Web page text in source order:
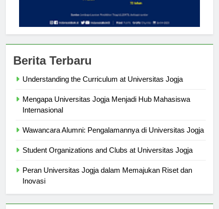
Berita Terbaru
Mengapa Universitas Jogja Menjadi Hub Mahasiswa
Peran Universitas Jogja dalam Memajukan Riset dan